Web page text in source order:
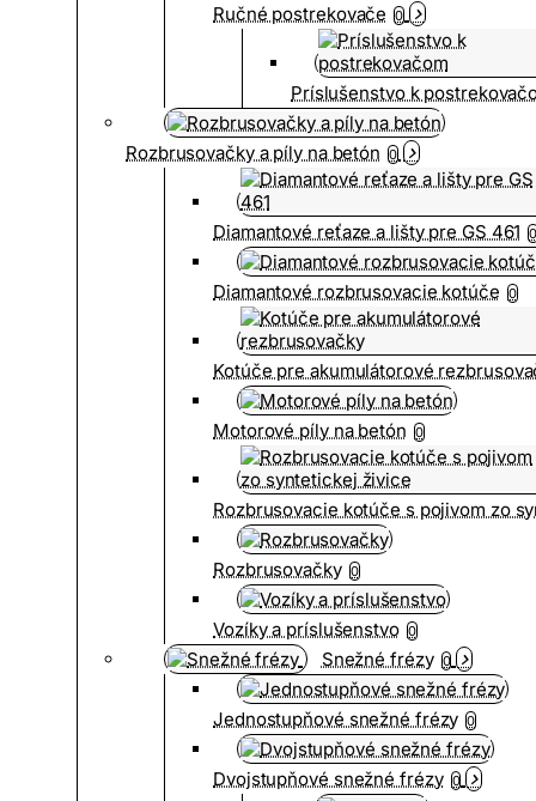
Ručné postrekovače 0
Príslušenstvo k
Rozbrusovačky a píly na betón 0
Diamantové reťaze a lišty pre GS 461
Diamantové rozbrusovacie kotúče 0
Kotúče pre akumulátorové
Motorové píly na betón 0
Rozbrusovacie kotúče s pojivom zo
Rozbrusovačky 0
Vozíky a príslušenstvo 0
Snežné frézy 0
Jednostupňové snežné frézy 0
Dvojstupňové snežné frézy 0